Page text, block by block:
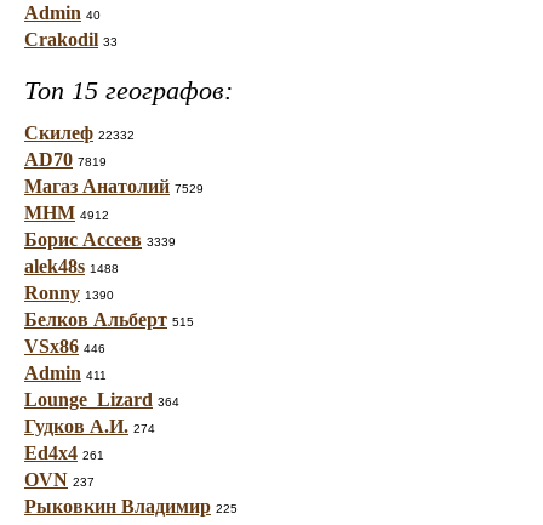
Admin 40
Crakodil 33
Топ 15 географов:
Скилеф 22332
AD70 7819
Магаз Анатолий 7529
МНМ 4912
Борис Ассеев 3339
alek48s 1488
Ronny 1390
Белков Альберт 515
VSx86 446
Admin 411
Lounge_Lizard 364
Гудков А.И. 274
Ed4x4 261
OVN 237
Рыковкин Владимир 225